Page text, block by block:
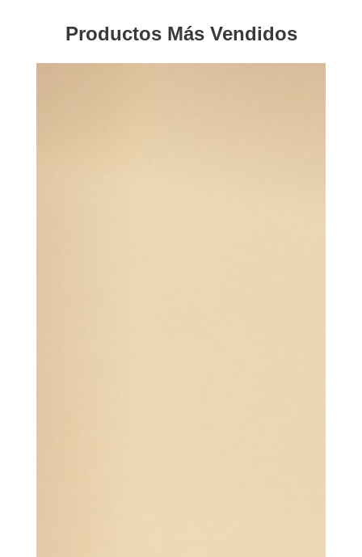
Productos Más Vendidos